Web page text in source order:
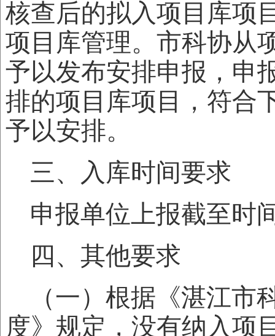
核查后的拟入项目库项
项目库管理。市科协从
予以发布安排申报，申
排的项目库项目，符合
予以安排。
三、入库时间要求
申报单位上报截至时
四、其他要求
（一）根据《湛江
度》规定，没有纳入项